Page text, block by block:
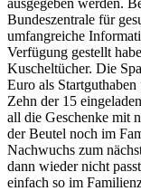
Bundeszentrale für
umfangreiche
Verfügung gestellt
Kuscheltücher. Die
Euro als
Zehn der 15
all die Geschenke mit
der Beutel noch im
Nachwuchs zum
dann wieder nicht
einfach so im